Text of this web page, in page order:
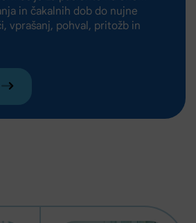
in čakalnih dob do nujne
vprašanj, pohval, pritožb in